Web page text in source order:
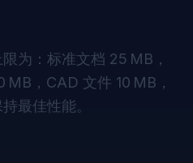
为：标准文档 25 MB，
，CAD 文件 10 MB，
最佳性能。